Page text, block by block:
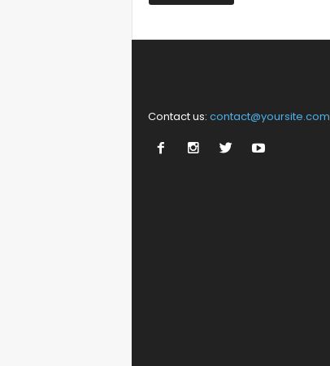
Contact us: contact@yoursite.com